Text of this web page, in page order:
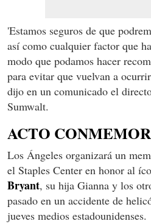
'Estamos seguros de que
así como cualquier factor que
modo que podamos hacer
para evitar que vuelvan a
dijo en un comunicado el
Sumwalt.
ACTO
Los Ángeles organizará un
el Staples Center en honor al
Bryant, su hija Gianna y los
pasado en un accidente de
jueves medios estadounidenses.